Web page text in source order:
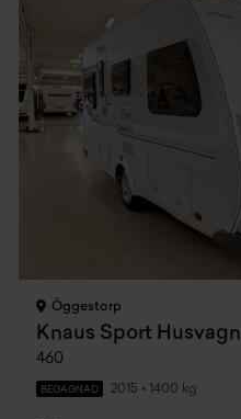
Öggestorp
Knaus Sport Husvagn
460
BEGAGNAD 2015 • 1400 kg